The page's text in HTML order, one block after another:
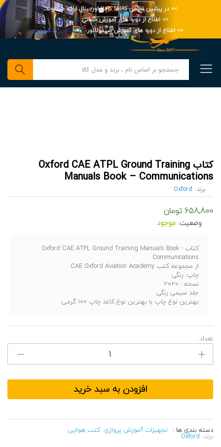
>> در پرشین تمامی کالاها کاملا اورجینال ارائه میشوند.
>> اطلاع از دوره های آموزش خلبانیکلیک کنید
>> اطلاع از دوره های آموزش سیمولاتورکلیک کنیدرد کردن
0
جستجو
کتاب Oxford CAE ATPL Ground Training
Manuals Book – Communications
برند: Oxford
658,800 تومان
وضعیت: موجود
کتاب Oxford CAE ATPL Ground Training Manuals Book -
Communications
از مجموعه کتب CAE Oxford Aviation Academy
چاپ: رنگی
نسخه : 2020
جلد سیمی رنگی
بهترین نوع چاپ با بهترین نوع کاغذ چاپ 100 گرمی
مقدار
کتاب
Oxford
CAE
ATPL
Training
Manuals
-
Communications
تعداد:
افزودن به سبد خرید
دسته بندی ها : تجهیزات آموزش پروازی, کتب هوایی
برند: Oxford